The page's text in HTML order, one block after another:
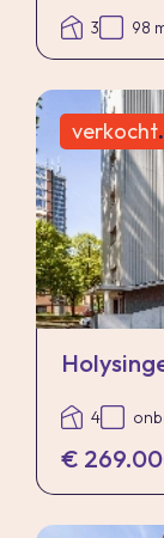
3 98
verkocht.
4
€